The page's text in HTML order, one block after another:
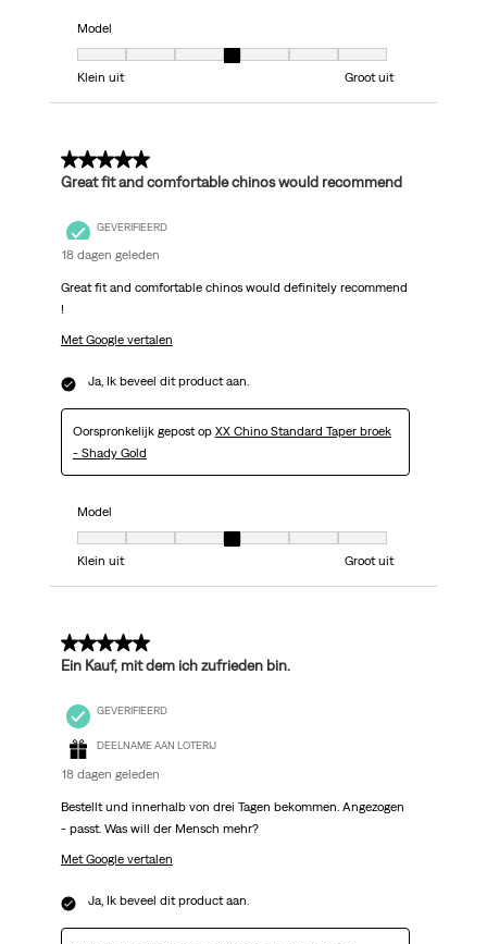
Model
Model, 4 van 7, waarbij 1 gelijk is aan Klein uit en 7 gelijk is aan Groot uit
Klein uit
Groot uit
5 van 5 sterren.
Great fit and comfortable chinos would recommend
GEVERIFIEERD
18 dagen geleden
Great fit and comfortable chinos would definitely recommend
!
Met Google vertalen
Ja, Ik beveel dit product aan.
Oorspronkelijk gepost op XX Chino Standard Taper broek
- Shady Gold
Model
Model, 4 van 7, waarbij 1 gelijk is aan Klein uit en 7 gelijk is aan Groot uit
Klein uit
Groot uit
5 van 5 sterren.
Ein Kauf, mit dem ich zufrieden bin.
GEVERIFIEERD
DEELNAME AAN LOTERIJ
18 dagen geleden
Bestellt und innerhalb von drei Tagen bekommen. Angezogen
- passt. Was will der Mensch mehr?
Met Google vertalen
Ja, Ik beveel dit product aan.